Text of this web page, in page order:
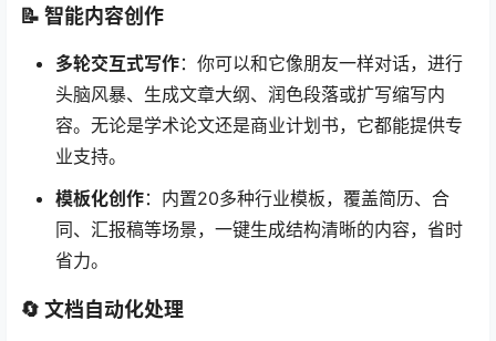
📝 智能内容创作
多轮交互式写作：你可以和它像朋友一样对话，进行
头脑风暴、生成文章大纲、润色段落或扩写缩写内
容。无论是学术论文还是商业计划书，它都能提供专
业支持。
模板化创作：内置20多种行业模板，覆盖简历、合
同、汇报稿等场景，一键生成结构清晰的内容，省时
省力。
🔄 文档自动化处理